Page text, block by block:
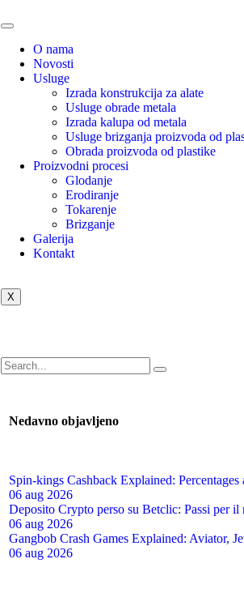
O nama
Novosti
Usluge
Izrada konstrukcija za alate
Usluge obrade metala
Izrada kalupa od metala
Usluge brizganja proizvoda od
Obrada proizvoda od plastike
Proizvodni procesi
Glodanje
Erodiranje
Tokarenje
Brizganje
Galerija
Kontakt
X
Nedavno objavljeno
Spin-kings Cashback Explained:
06 aug 2026
Deposito Crypto perso su Betclic: Passi per il
06 aug 2026
Gangbob Crash Games Explained: Aviator,
06 aug 2026